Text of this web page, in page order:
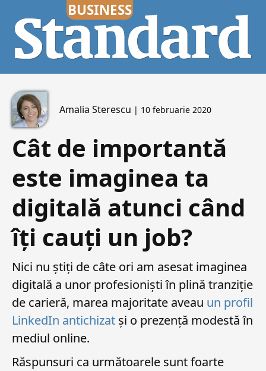
Amalia Sterescu | 10 februarie 2020
Cât de importantă
este imaginea ta
digitală atunci când
îți cauți un job?
Nici nu știți de câte ori am asesat imaginea
digitală a unor profesioniști în plină tranziție
de carieră, marea majoritate aveau un profil
LinkedIn antichizat și o prezență modestă în
mediul online.
Răspunsuri ca următoarele sunt foarte